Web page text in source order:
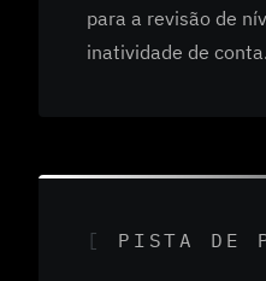
para a revisão de
inatividade de
PISTA DE